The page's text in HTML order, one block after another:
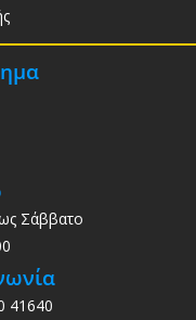
Σάββατο
41640